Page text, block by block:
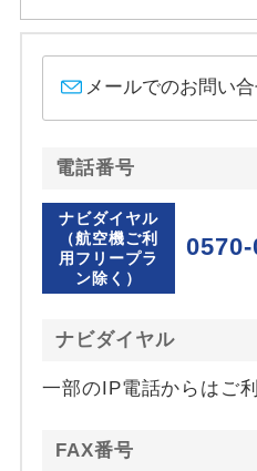
メールでのお問い
電話番号
ナビダイヤル
（航空機ご利
用フリープラ
ン除く）
ナビダイヤル
一部のIP電話からはご
FAX番号